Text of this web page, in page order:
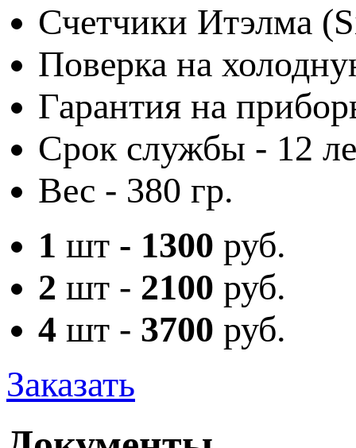
Счетчики Итэлма
Поверка на
Гарантия на
Срок службы - 12
Вес - 380 гр.
1 шт - 1300 руб.
2 шт - 2100 руб.
4 шт - 3700 руб.
Заказать